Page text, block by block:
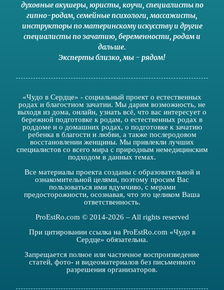
духовные акушеры, юристы, коучи, специалисты по
гипно-родам, семейные психологи,массажисты,
инструкторы по материнскому искусствуи другие
специалисты по зачатию, беременности, родами
дальше.
Эксперты близко,мы - рядом!
«Чудо в Сердце» - социальный проект о естественных
родах и благостном зачатии. Мы дарим возможность, не
выходя из дома, онлайн, узнать всё, что вас интересует о
бережной подготовке к родам, о естественных родах в
роддоме и о домашних родах, о подготовке к зачатию
ребенка в благости и любви, а также послеродовом
восстановлении женщины. Мы привлекли лучших
специалистов со всего мира с природным немедицинским
подходом в данных темах.
Все материалы проекта созданы с образовательной и
ознакомительной целями, поэтому просим Вас
пользоваться ими вдумчиво, с мерами
предосторожности, осознавая, что это целиком Ваша
ответственность.
ProEstRo.com © 2014-2026 – All rights reserved
При цитировании ссылка на ProEstRo.com «Чудо в
Сердце» обязательна.
Запрещается полное или частичное воспроизведение
статей, фото- и видеоматериалов без письменного
разрешения организаторов.